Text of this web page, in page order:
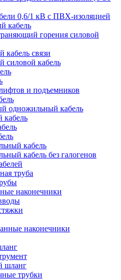
0,6/1 кВ с ПВХ-изоляцией
кабель
горения силовой
кабель связи
силовой кабель
и подъемников
одножильный кабель
кабель
кабель
кабель без галогенов
труба
наконечники
наконечники
шланг
трубки